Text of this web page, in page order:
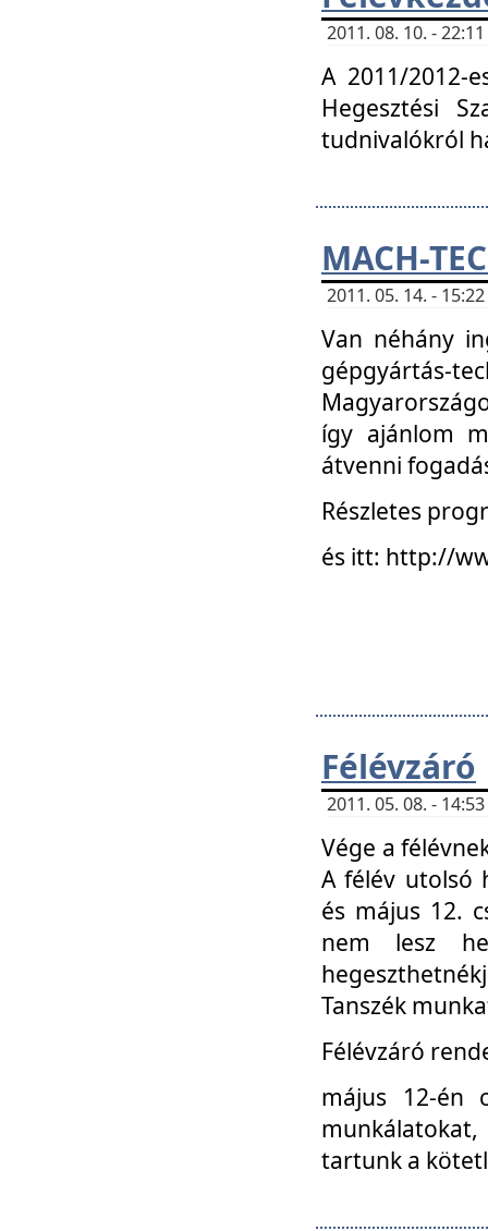
2011. 08. 10. -
A 2011/2012-
Hegesztési
tudnivalókról
MACH-
2011. 05. 14. -
Van néhány
gépgyártás-
így ajánlom
átvenni
Részletes
és itt: http://
Félévzáró
2011. 05. 08. -
Vége a
A félév utolsó
és május 12.
nem lesz
Tanszék
Félévzáró
május 12-én
tartunk a